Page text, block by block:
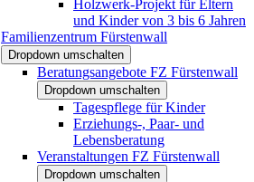
Holzwerk-Projekt für Eltern
und Kinder von 3 bis 6 Jahren
Familienzentrum Fürstenwall
Dropdown umschalten
Beratungsangebote FZ Fürstenwall
Dropdown umschalten
Tagespflege für Kinder
Erziehungs-, Paar- und
Lebensberatung
Veranstaltungen FZ Fürstenwall
Dropdown umschalten